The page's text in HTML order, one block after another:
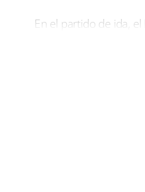
En el partido de ida,
minutos, el equipo